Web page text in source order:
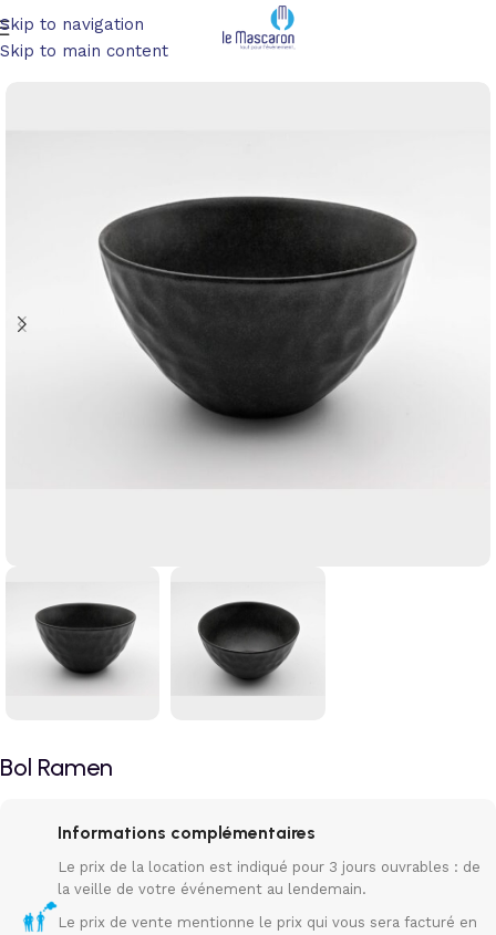
Skip to navigation
Skip to main content
Accueil/Art de la table Service à table
Bol Ramen
Informations complémentaires
Le prix de la location est indiqué pour 3 jours ouvrables : de
la veille de votre événement au lendemain.
Le prix de vente mentionne le prix qui vous sera facturé en